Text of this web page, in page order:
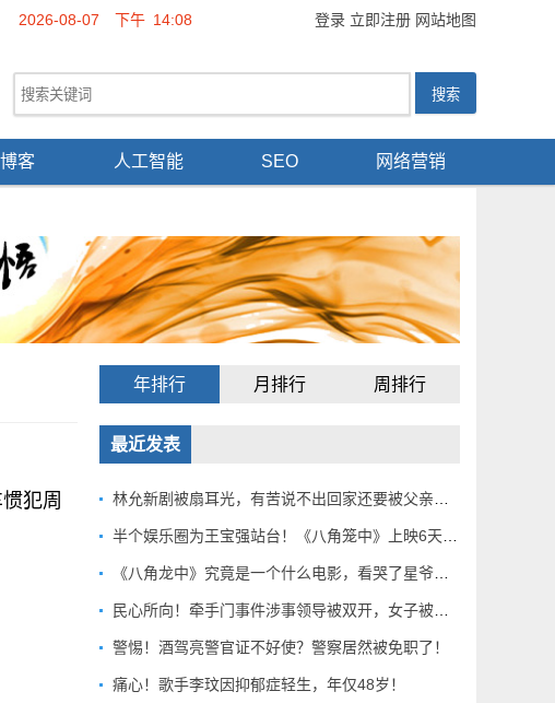
登录 立即注册 网站地图
2026-08-07 下午 14:08
博客 人工智能 SEO 网络营销
犯周
年排行 月排行 周排行
最近发表
警惕！酒驾亮警官证不好使？警察居然被免职了！
痛心！歌手李玟因抑郁症轻生，年仅48岁！